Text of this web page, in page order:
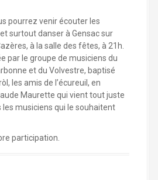
pourrez venir écouter les
surtout danser à Gensac sur
à la salle des fêtes, à 21h.
par le groupe de musiciens du
et du Volvestre, baptisé
les amis de l’écureuil, en
Maurette qui vient tout juste
les musiciens qui le souhaitent
participation.